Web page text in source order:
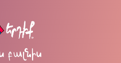
բալնիս